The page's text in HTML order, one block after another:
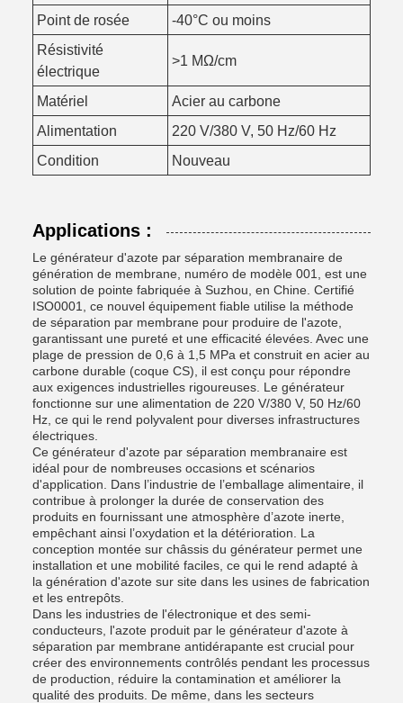
Point de rosée
-40°C ou moins
Résistivité
électrique
>1 MΩ/cm
Matériel
Acier au carbone
Alimentation
220 V/380 V, 50 Hz/60 Hz
Condition
Nouveau
Applications :
Le générateur d'azote par séparation membranaire de
génération de membrane, numéro de modèle 001, est une
solution de pointe fabriquée à Suzhou, en Chine. Certifié
ISO0001, ce nouvel équipement fiable utilise la méthode
de séparation par membrane pour produire de l'azote,
garantissant une pureté et une efficacité élevées. Avec une
plage de pression de 0,6 à 1,5 MPa et construit en acier au
carbone durable (coque CS), il est conçu pour répondre
aux exigences industrielles rigoureuses. Le générateur
fonctionne sur une alimentation de 220 V/380 V, 50 Hz/60
Hz, ce qui le rend polyvalent pour diverses infrastructures
électriques.
Ce générateur d'azote par séparation membranaire est
idéal pour de nombreuses occasions et scénarios
d'application. Dans l’industrie de l’emballage alimentaire, il
contribue à prolonger la durée de conservation des
produits en fournissant une atmosphère d’azote inerte,
empêchant ainsi l’oxydation et la détérioration. La
conception montée sur châssis du générateur permet une
installation et une mobilité faciles, ce qui le rend adapté à
la génération d'azote sur site dans les usines de fabrication
et les entrepôts.
Dans les industries de l'électronique et des semi-
conducteurs, l'azote produit par le générateur d'azote à
séparation par membrane antidérapante est crucial pour
créer des environnements contrôlés pendant les processus
de production, réduire la contamination et améliorer la
qualité des produits. De même, dans les secteurs